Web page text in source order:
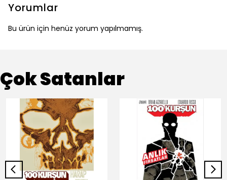
Yorumlar
Bu ürün için henüz yorum yapılmamış.
Çok Satanlar